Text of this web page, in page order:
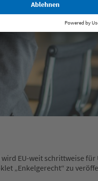
EU-weit schrittweise
„Enkelgerecht“ zu